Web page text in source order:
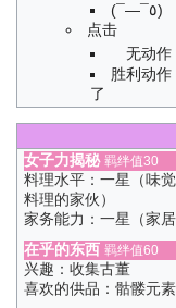
(¯―¯٥)
点击
无动作
胜利动
了
女子力揭秘 羁绊值30
料理水平：一星（味
料理的家伙）
家务能力：一星（家
在乎的东西 羁绊值60
兴趣：收集古董
喜欢的供品：骷髅元